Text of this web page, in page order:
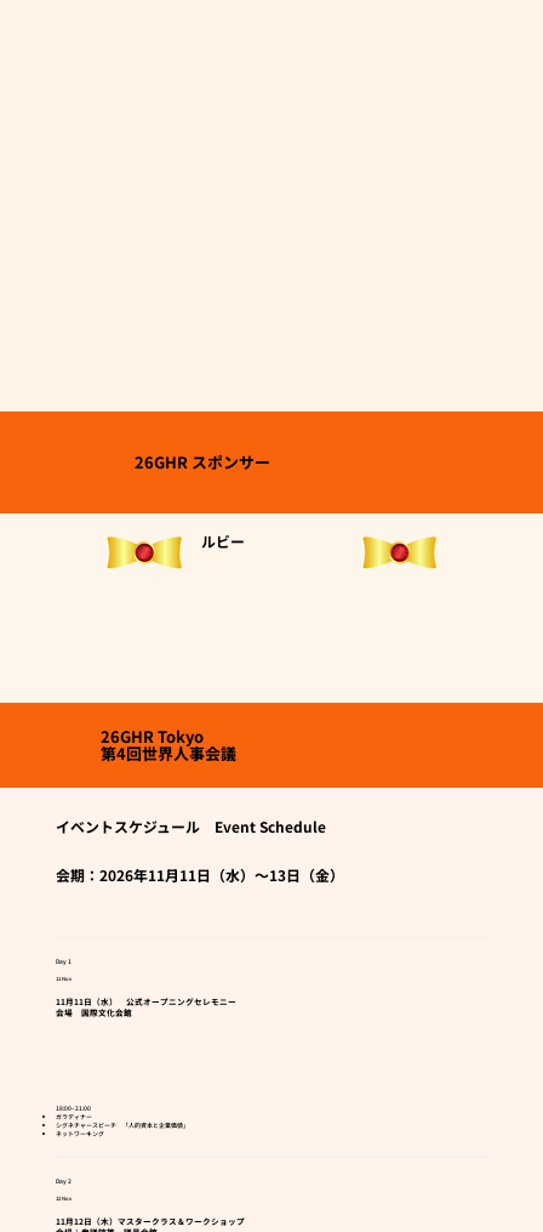
26GHR スポンサー
ルビー
26GHR Tokyo
第4回世界人事会議
イベントスケジュール Event Schedule
会期：2026年11月11日（水）〜13日（金）
Day 1
11 Nov
11月11日（水） 公式オープニングセレモニー
会場 国際文化会館
18:00–21:00
ガラディナー
シグネチャースピーチ 「人的資本と企業価値」
ネットワーキング
​​Day 2
12 Nov
11月12日（木）マスタークラス＆ワークショップ